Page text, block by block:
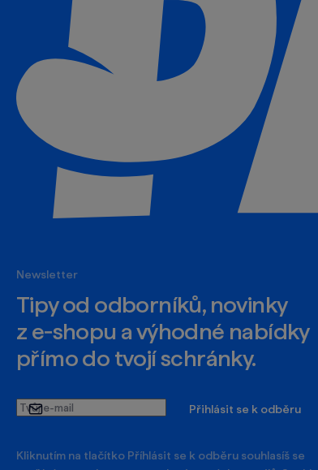
Newsletter
Tipy od odborníků, novinky
z e‑shopu a výhodné nabídky
přímo do tvojí schránky.
Tvůj
e-
Přihlásit se k odběru
Kliknutím na tlačítko Příhlásit se k odběru souhlasíš se